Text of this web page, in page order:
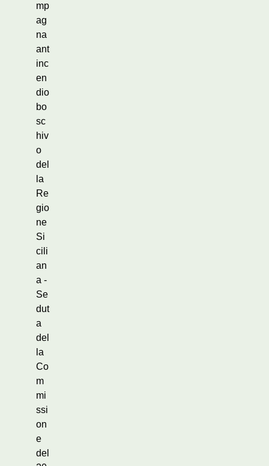
mp
ag
na
ant
inc
en
dio
bo
sc
hiv
o
del
la
Re
gio
ne
Si
cili
an
a -
Se
dut
a
del
la
Co
m
mi
ssi
on
e
del